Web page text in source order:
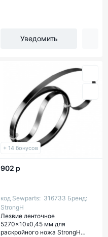
Уведомить
+ 14 бонусов
902 р
код Sewparts: 316733 Бренд:
StrongH
Лезвие ленточное
5270x10х0,45 мм для
раскройного ножа StrongH